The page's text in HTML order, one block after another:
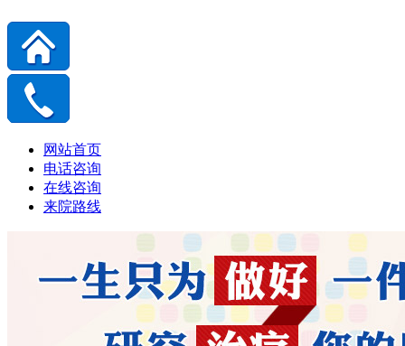
网站首页
电话咨询
在线咨询
来院路线